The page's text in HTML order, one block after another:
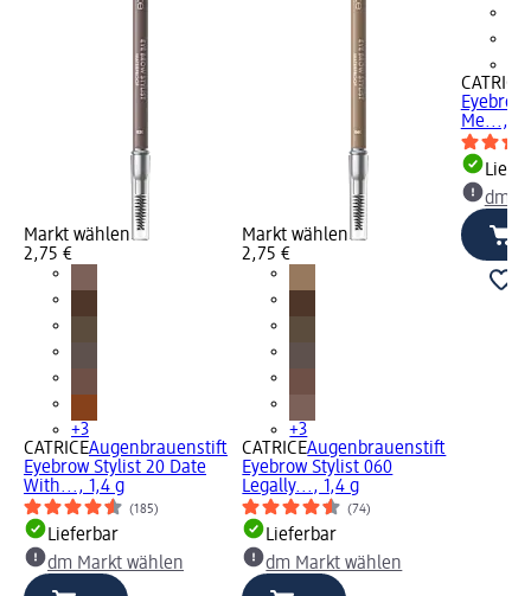
Markt wählen
2,75 €
+3
CATRICEAugenbrauenstift
Eyebrow Stylist 20 Date
With..., 1,4 g
(185)
Lieferbar
dm Markt wählen
Markt wählen
2,75 €
+3
CATRICEAugenbrauenstift
Eyebrow Stylist 060
Legally..., 1,4 g
(74)
Lieferbar
dm Markt wählen
CATRICE
Me...,
dm